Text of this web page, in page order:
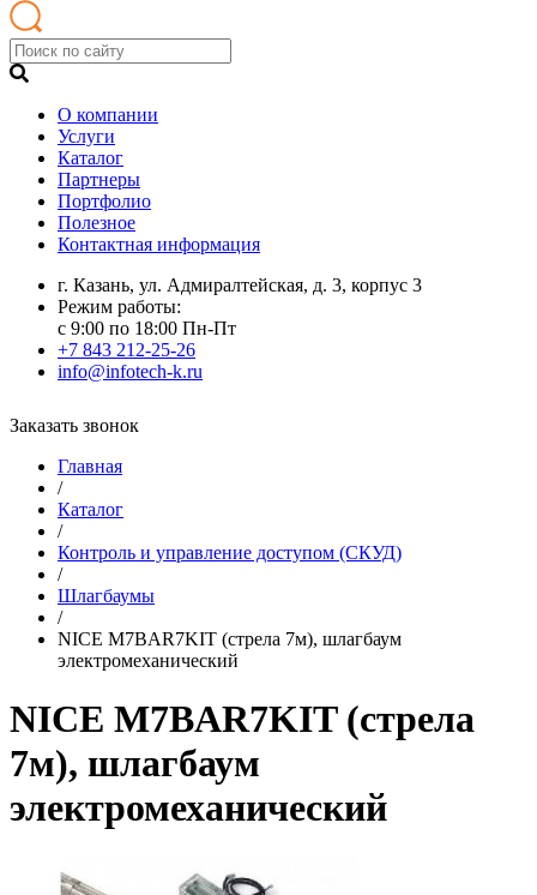
О компании
Услуги
Каталог
Партнеры
Портфолио
Полезное
Контактная информация
г. Казань, ул. Адмиралтейская, д. 3, корпус 3
Режим работы:
с 9:00 по 18:00 Пн-Пт
+7 843 212-25-26
info@infotech-k.ru
Заказать звонок
Главная
/
Каталог
/
Контроль и управление доступом (СКУД)
/
Шлагбаумы
/
NICE M7BAR7KIT (стрела 7м), шлагбаум
электромеханический
NICE M7BAR7KIT (стрела
7м), шлагбаум
электромеханический